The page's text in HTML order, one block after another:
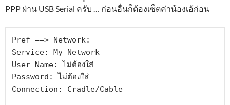
PPP ผ่าน USB Serial ครับ … ก่อนอื่นก็ต้องเซ็ตค่าน้องเอ้ก่อน
Pref ==> Network:
Service: My Network
User Name: ไม่ต้องใส่
Password: ไม่ต้องใส่
Connection: Cradle/Cable